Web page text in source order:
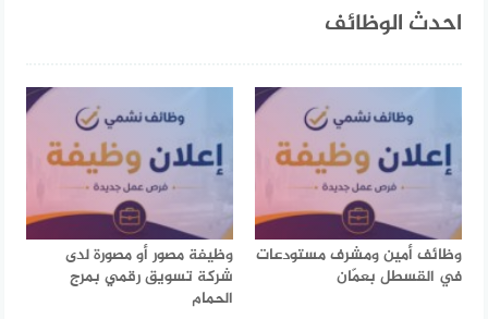
احدث الوظائف
وظائف أمين ومشرف مستودعات
في القسطل بعمّان
وظيفة مصور أو مصورة لدى
شركة تسويق رقمي بمرج
الحمام